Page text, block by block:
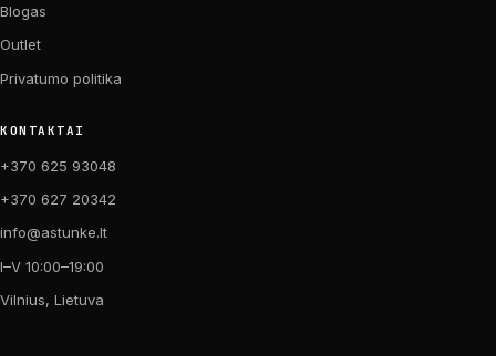
Blogas
Outlet
Privatumo politika
KONTAKTAI
+370 625 93048
+370 627 20342
info@astunke.lt
I–V 10:00–19:00
Vilnius, Lietuva